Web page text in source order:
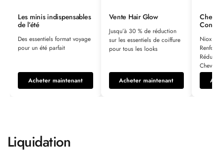
Les minis indispensables
de l’été
Des essentiels format voyage
pour un été parfait
Acheter maintenant
Vente Hair Glow
Jusqu’à 30 % de réduction
sur les essentiels de coiffure
pour tous les looks
Acheter maintenant
Nioxin
Liquidation